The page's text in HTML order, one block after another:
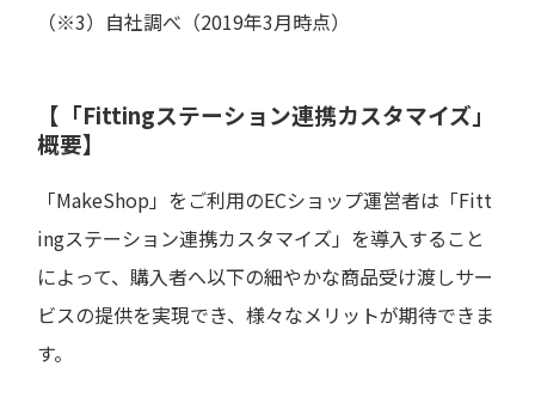
（※3）自社調べ（2019年3月時点）
【「Fittingステーション連携カスタマイズ」
概要】
「MakeShop」をご利用のECショップ運営者は「Fitt
ingステーション連携カスタマイズ」を導入すること
によって、購入者へ以下の細やかな商品受け渡しサー
ビスの提供を実現でき、様々なメリットが期待できま
す。